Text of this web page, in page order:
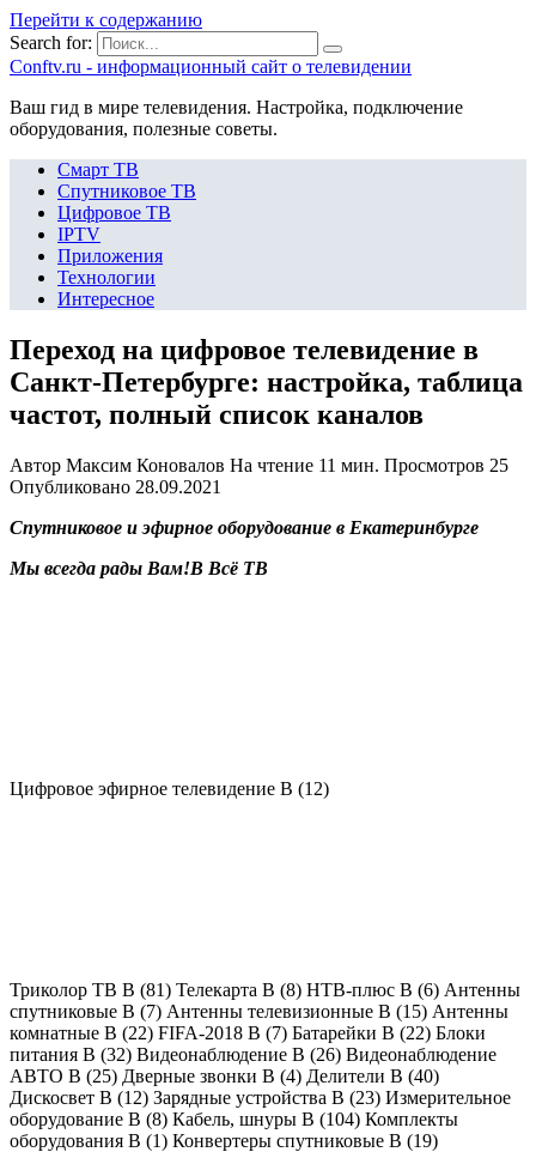
Перейти к содержанию
Search for:
Сonftv.ru - информационный сайт о телевидении
Ваш гид в мире телевидения. Настройка, подключение
оборудования, полезные советы.
Смарт ТВ
Спутниковое ТВ
Цифровое ТВ
IPTV
Приложения
Технологии
Интересное
Переход на цифровое телевидение в
Санкт-Петербурге: настройка, таблица
частот, полный список каналов
Автор Максим Коновалов На чтение 11 мин. Просмотров 25
Опубликовано 28.09.2021
Спутниковое и эфирное оборудование в Екатеринбурге
Мы всегда рады Вам!В Всё ТВ
Цифровое эфирное телевидение В (12)
Триколор ТВ В (81) Телекарта В (8) НТВ-плюс В (6) Антенны
спутниковые В (7) Антенны телевизионные В (15) Антенны
комнатные В (22) FIFA-2018 В (7) Батарейки В (22) Блоки
питания В (32) Видеонаблюдение В (26) Видеонаблюдение
АВТО В (25) Дверные звонки В (4) Делители В (40)
Дискосвет В (12) Зарядные устройства В (23) Измерительное
оборудование В (8) Кабель, шнуры В (104) Комплекты
оборудования В (1) Конвертеры спутниковые В (19)